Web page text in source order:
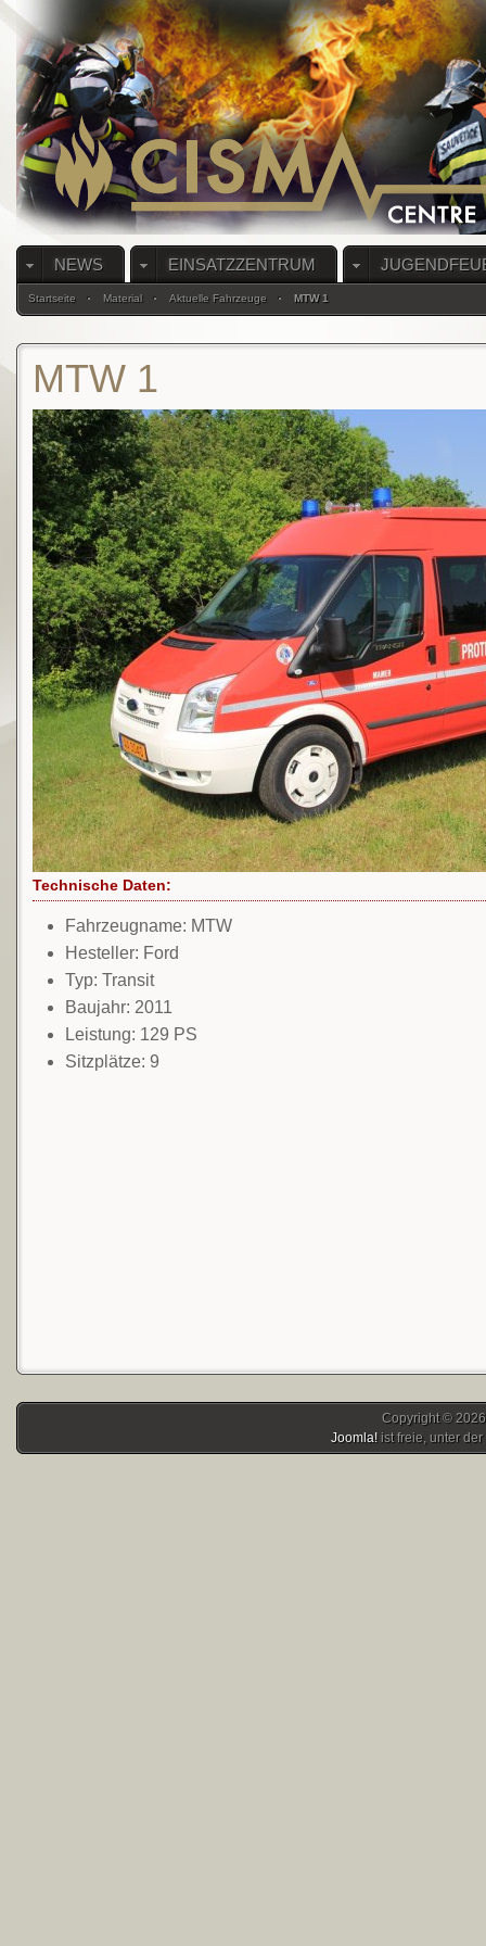
NEWS EINSATZZENTRUM
Startseite Material Aktuelle Fahrzeuge MTW 1
MTW 1
Technische Daten:
Fahrzeugname: MTW
Hesteller: Ford
Typ: Transit
Baujahr: 2011
Leistung: 129 PS
Sitzplätze: 9
Copyright ©
Joomla! ist freie, unter der